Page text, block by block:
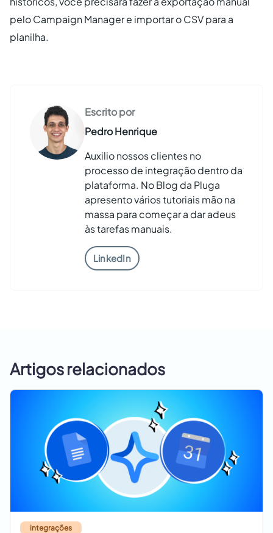
pelo Campaign Manager e importar o CSV para a
planilha.
Escrito por
Pedro Henrique
Auxilio nossos clientes no
processo de integração dentro da
plataforma. No Blog da Pluga
apresento vários tutoriais mão na
massa para começar a dar adeus
às tarefas manuais.
LinkedIn
Artigos relacionados
integrações